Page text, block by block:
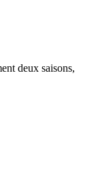
deux saisons,